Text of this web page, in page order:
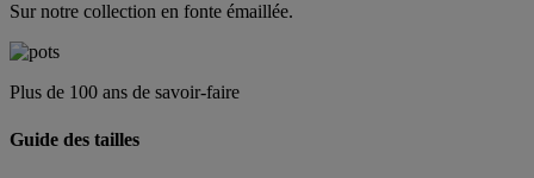
Sur notre collection en fonte émaillée.
Plus de 100 ans de savoir-faire
Guide des tailles